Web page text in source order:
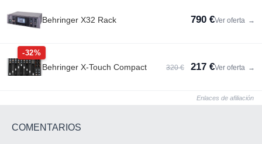
Behringer X32 Rack 790 €Ver oferta →
-32%
Behringer X-Touch Compact 320 € 217 €Ver oferta →
Enlaces de afiliación
COMENTARIOS